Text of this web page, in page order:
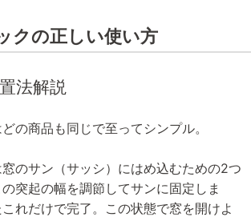
クの正しい使い方
法解説
の商品も同じで至ってシンプル。
のサン（サッシ）にはめ込むための2つ
突起の幅を調節してサンに固定しま
れだけで完了。この状態で窓を開けよ